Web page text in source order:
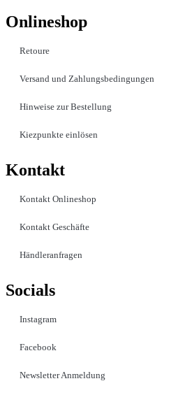
Onlineshop
Retoure
Versand und Zahlungsbedingungen
Hinweise zur Bestellung
Kiezpunkte einlösen
Kontakt​
Kontakt Onlineshop
Kontakt Geschäfte
Händleranfragen
Socials
Instagram
Facebook
Newsletter Anmeldung